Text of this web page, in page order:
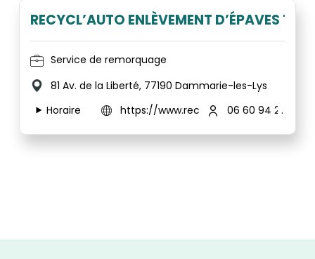
RECYCL’AUTO ENLÈVEMENT D’ÉPAVES
Service de remorquage
81 Av. de la Liberté, 77190 Dammarie-les-Lys
Horaire
https://www.recyclauto77.fr/
06 60 94 20 36